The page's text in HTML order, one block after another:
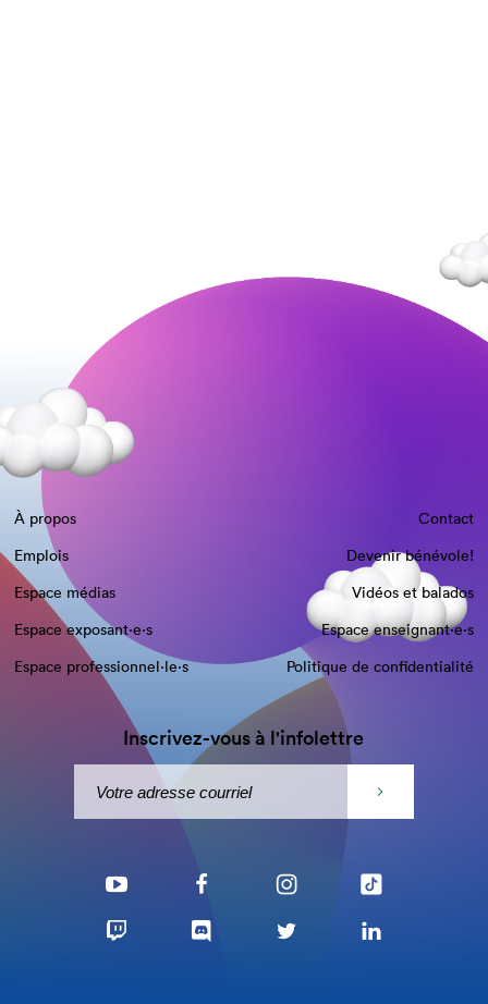
À propos
Contact
Emplois
Devenir bénévole!
Espace médias
Vidéos et balados
Espace exposant·e⋅s
Espace enseignant·e⋅s
Espace professionnel·le⋅s
Politique de confidentialité
Inscrivez-vous à l'infolettre